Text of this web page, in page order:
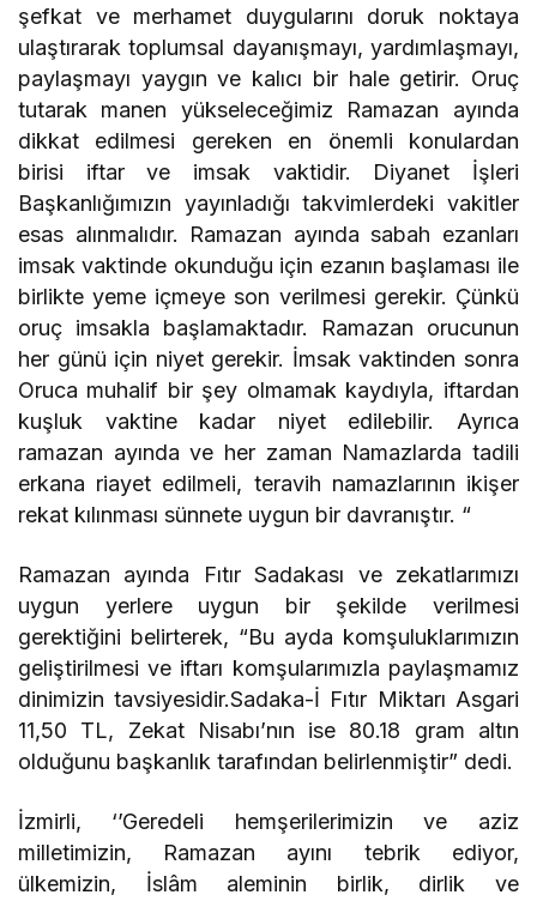
şefkat ve merhamet duygularını doruk noktaya
ulaştırarak toplumsal dayanışmayı, yardımlaşmayı,
paylaşmayı yaygın ve kalıcı bir hale getirir. Oruç
tutarak manen yükseleceğimiz Ramazan ayında
dikkat edilmesi gereken en önemli konulardan
birisi iftar ve imsak vaktidir. Diyanet İşleri
Başkanlığımızın yayınladığı takvimlerdeki vakitler
esas alınmalıdır. Ramazan ayında sabah ezanları
imsak vaktinde okunduğu için ezanın başlaması ile
birlikte yeme içmeye son verilmesi gerekir. Çünkü
oruç imsakla başlamaktadır. Ramazan orucunun
her günü için niyet gerekir. İmsak vaktinden sonra
Oruca muhalif bir şey olmamak kaydıyla, iftardan
kuşluk vaktine kadar niyet edilebilir. Ayrıca
ramazan ayında ve her zaman Namazlarda tadili
erkana riayet edilmeli, teravih namazlarının ikişer
rekat kılınması sünnete uygun bir davranıştır. “
Ramazan ayında Fıtır Sadakası ve zekatlarımızı
uygun yerlere uygun bir şekilde verilmesi
gerektiğini belirterek, “Bu ayda komşuluklarımızın
geliştirilmesi ve iftarı komşularımızla paylaşmamız
dinimizin tavsiyesidir.Sadaka-İ Fıtır Miktarı Asgari
11,50 TL, Zekat Nisabı’nın ise 80.18 gram altın
olduğunu başkanlık tarafından belirlenmiştir” dedi.
İzmirli, ‘’Geredeli hemşerilerimizin ve aziz
milletimizin, Ramazan ayını tebrik ediyor,
ülkemizin, İslâm aleminin birlik, dirlik ve